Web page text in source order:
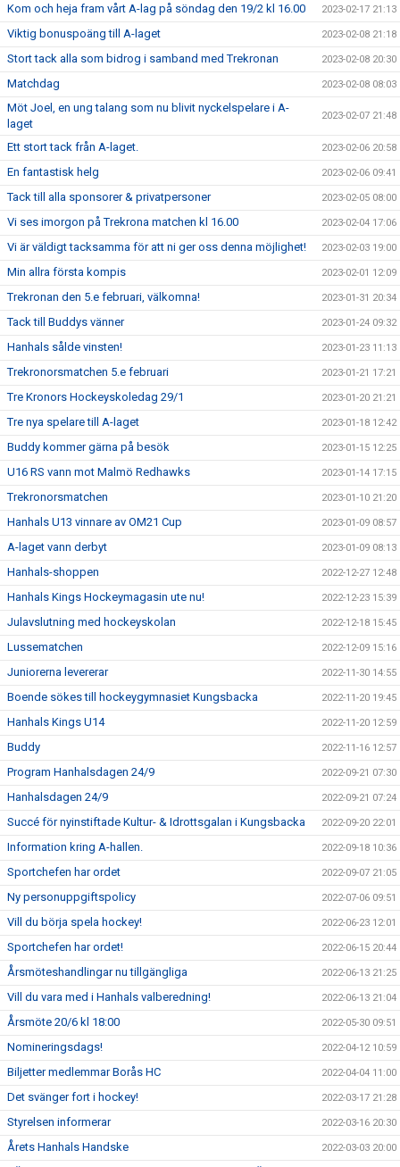
Kom och heja fram vårt A-lag på söndag den 19/2 kl 16.00 2023-02-17 21:13
Viktig bonuspoäng till A-laget 2023-02-08 21:18
Stort tack alla som bidrog i samband med Trekronan 2023-02-08 20:30
Matchdag 2023-02-08 08:03
Möt Joel, en ung talang som nu blivit nyckelspelare i A-
laget
2023-02-07 21:48
Ett stort tack från A-laget. 2023-02-06 20:58
En fantastisk helg 2023-02-06 09:41
Tack till alla sponsorer & privatpersoner 2023-02-05 08:00
Vi ses imorgon på Trekrona matchen kl 16.00 2023-02-04 17:06
Vi är väldigt tacksamma för att ni ger oss denna möjlighet! 2023-02-03 19:00
Min allra första kompis 2023-02-01 12:09
Trekronan den 5.e februari, välkomna! 2023-01-31 20:34
Tack till Buddys vänner 2023-01-24 09:32
Hanhals sålde vinsten! 2023-01-23 11:13
Trekronorsmatchen 5.e februari 2023-01-21 17:21
Tre Kronors Hockeyskoledag 29/1 2023-01-20 21:21
Tre nya spelare till A-laget 2023-01-18 12:42
Buddy kommer gärna på besök 2023-01-15 12:25
U16 RS vann mot Malmö Redhawks 2023-01-14 17:15
Trekronorsmatchen 2023-01-10 21:20
Hanhals U13 vinnare av OM21 Cup 2023-01-09 08:57
A-laget vann derbyt 2023-01-09 08:13
Hanhals-shoppen 2022-12-27 12:48
Hanhals Kings Hockeymagasin ute nu! 2022-12-23 15:39
Julavslutning med hockeyskolan 2022-12-18 15:45
Lussematchen 2022-12-09 15:16
Juniorerna levererar 2022-11-30 14:55
Boende sökes till hockeygymnasiet Kungsbacka 2022-11-20 19:45
Hanhals Kings U14 2022-11-20 12:59
Buddy 2022-11-16 12:57
Program Hanhalsdagen 24/9 2022-09-21 07:30
Hanhalsdagen 24/9 2022-09-21 07:24
Succé för nyinstiftade Kultur- & Idrottsgalan i Kungsbacka 2022-09-20 22:01
Information kring A-hallen. 2022-09-18 10:36
Sportchefen har ordet 2022-09-07 21:05
Ny personuppgiftspolicy 2022-07-06 09:51
Vill du börja spela hockey! 2022-06-23 12:01
Sportchefen har ordet! 2022-06-15 20:44
Årsmöteshandlingar nu tillgängliga 2022-06-13 21:25
Vill du vara med i Hanhals valberedning! 2022-06-13 21:04
Årsmöte 20/6 kl 18:00 2022-05-30 09:51
Nomineringsdags! 2022-04-12 10:59
Biljetter medlemmar Borås HC 2022-04-04 11:00
Det svänger fort i hockey! 2022-03-17 21:28
Styrelsen informerar 2022-03-16 20:30
Årets Hanhals Handske 2022-03-03 20:00